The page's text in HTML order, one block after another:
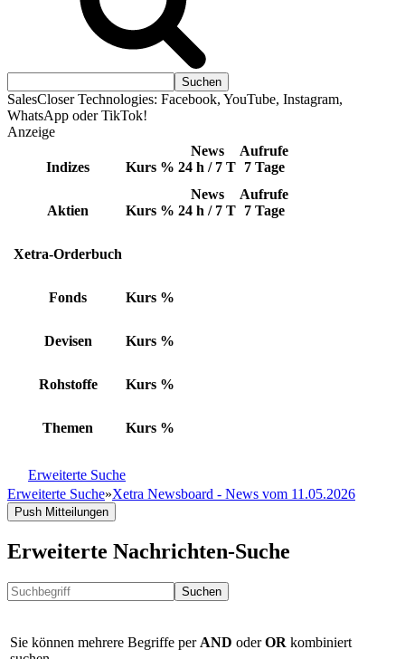
SalesCloser Technologies: Facebook, YouTube, Instagram,
WhatsApp oder TikTok!
Anzeige
Indizes Kurs %
News
24 h / 7 T
Aufrufe
7 Tage
Aktien Kurs %
News
24 h / 7 T
Aufrufe
7 Tage
Xetra-Orderbuch
Fonds Kurs %
Devisen Kurs %
Rohstoffe Kurs %
Themen Kurs %
Erweiterte Suche
Erweiterte Suche»Xetra Newsboard - News vom 11.05.2026
Push Mitteilungen
Erweiterte Nachrichten-Suche
Suchen
Sie können mehrere Begriffe per AND oderOR kombiniert